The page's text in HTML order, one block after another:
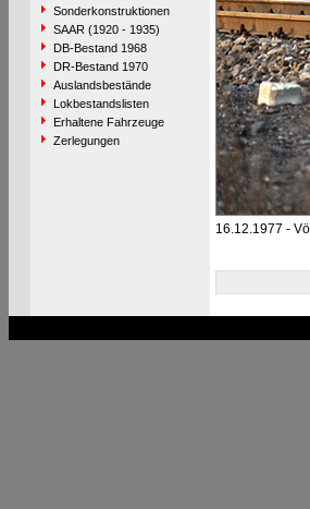
Sonderkonstruktionen
SAAR (1920 - 1935)
DB-Bestand 1968
DR-Bestand 1970
Auslandsbestände
Lokbestandslisten
Erhaltene Fahrzeuge
Zerlegungen
16.12.1977 -